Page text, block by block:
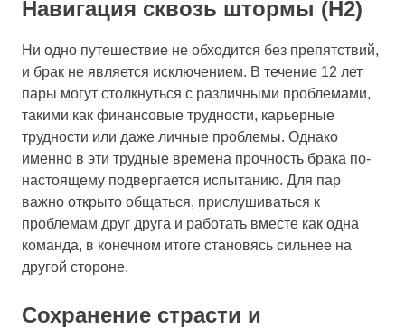
Навигация сквозь штормы (H2)
Ни одно путешествие не обходится без препятствий,
и брак не является исключением. В течение 12 лет
пары могут столкнуться с различными проблемами,
такими как финансовые трудности, карьерные
трудности или даже личные проблемы. Однако
именно в эти трудные времена прочность брака по-
настоящему подвергается испытанию. Для пар
важно открыто общаться, прислушиваться к
проблемам друг друга и работать вместе как одна
команда, в конечном итоге становясь сильнее на
другой стороне.
Сохранение страсти и